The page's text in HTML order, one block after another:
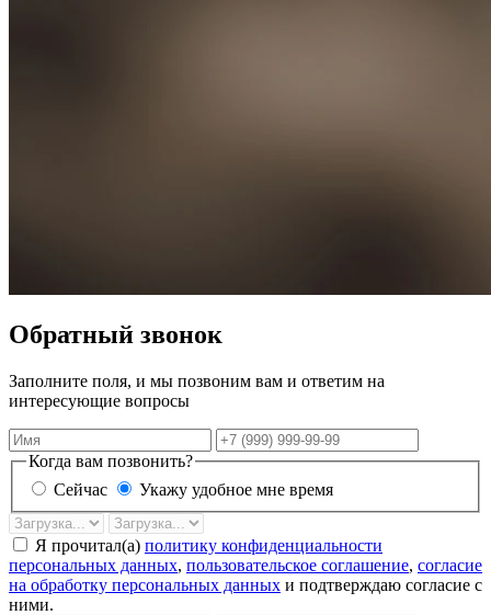
Обратный звонок
Заполните поля, и мы позвоним вам и ответим на
интересующие вопросы
Имя
Телефон
Когда вам позвонить?
Сейчас
Укажу удобное мне время
Дата
звонка
Время
Я прочитал(а) политику конфиденциальности
персональных данных, пользовательское соглашение, согласие
на обработку персональных данных и подтверждаю согласие с
ними.